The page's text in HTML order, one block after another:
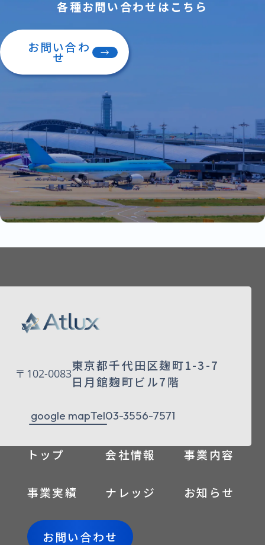
各種お問い合わせはこちら
お問い合わ
せ
〒102-0083
東京都千代田区麹町1-3-7
日月館麹町ビル7階
google mapTel03-3556-7571
トップ 会社情報 事業内容
事業実績 ナレッジ お知らせ
お問い合わせ